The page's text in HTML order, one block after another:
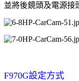
並將後鏡頭及電源接
F970G設定方式